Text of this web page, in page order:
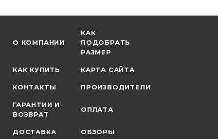
О КОМПАНИИ
КАК
ПОДОБРАТЬ
РАЗМЕР
КАК КУПИТЬ КАРТА САЙТА
КОНТАКТЫ ПРОИЗВОДИТЕЛИ
ГАРАНТИИ И
ВОЗВРАТ
ОПЛАТА
ДОСТАВКА ОБЗОРЫ